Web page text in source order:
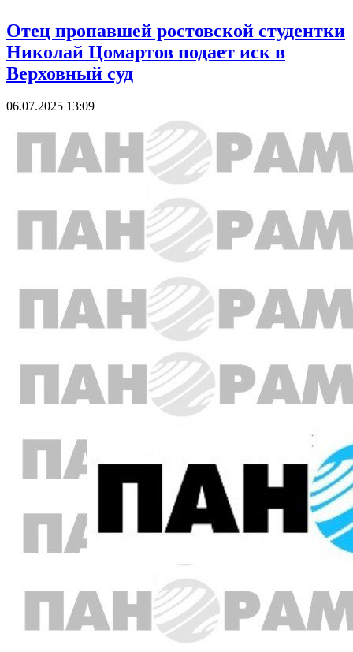
Отец пропавшей ростовской студентки
Николай Цомартов подает иск в
Верховный суд
06.07.2025 13:09